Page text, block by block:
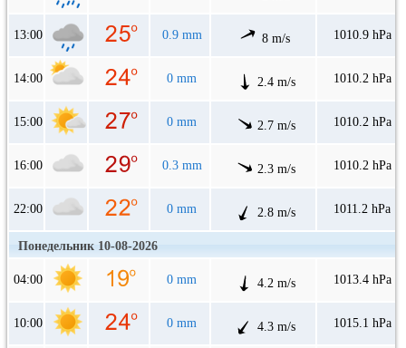
13:00 0.9 mm 8 m/s 1010.9 hPa
14:00 0 mm 2.4 m/s 1010.2 hPa
15:00 0 mm 2.7 m/s 1010.2 hPa
16:00 0.3 mm 2.3 m/s 1010.2 hPa
22:00 0 mm 2.8 m/s 1011.2 hPa
Понедельник 10-08-2026
04:00 0 mm 4.2 m/s 1013.4 hPa
10:00 0 mm 4.3 m/s 1015.1 hPa